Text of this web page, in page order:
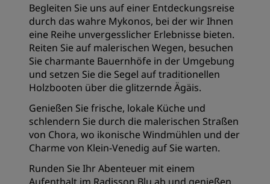
Begleiten Sie uns auf einer Entdeckungsreise
durch das wahre Mykonos, bei der wir Ihnen
eine Reihe unvergesslicher Erlebnisse bieten.
Reiten Sie auf malerischen Wegen, besuchen
Sie charmante Bauernhöfe in der Umgebung
und setzen Sie die Segel auf traditionellen
Holzbooten über die glitzernde Ägäis.
Genießen Sie frische, lokale Küche und
schlendern Sie durch die malerischen Straßen
von Chora, wo ikonische Windmühlen und der
Charme von Klein-Venedig auf Sie warten.
Runden Sie Ihr Abenteuer mit einem